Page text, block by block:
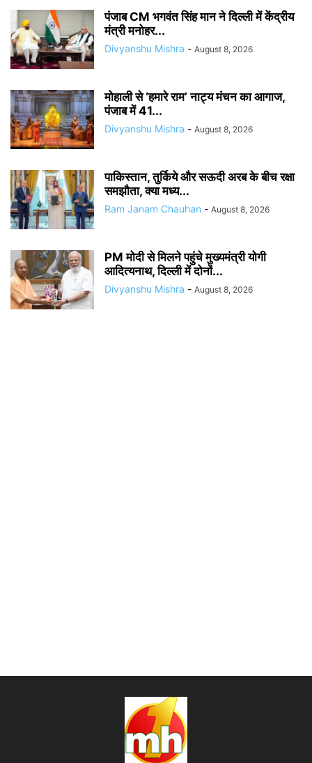
पंजाब CM भगवंत सिंह मान ने दिल्ली में केंद्रीय
मंत्री मनोहर...
Divyanshu Mishra - August 8, 2026
मोहाली से ‘हमारे राम’ नाट्य मंचन का आगाज,
पंजाब में 41...
Divyanshu Mishra - August 8, 2026
पाकिस्तान, तुर्किये और सऊदी अरब के बीच रक्षा
समझौता, क्या मध्य...
Ram Janam Chauhan - August 8, 2026
PM मोदी से मिलने पहुंचे मुख्यमंत्री योगी
आदित्यनाथ, दिल्ली में दोनों...
Divyanshu Mishra - August 8, 2026